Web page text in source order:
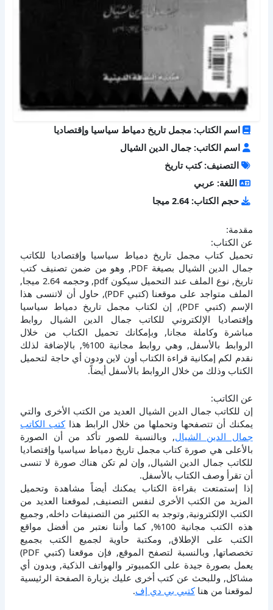
اسم الكتاب: مجمل تاريخ دمياط سياسيا وإقتصاديا
اسم الكاتب: جمال الدين الشيال
التصنيف: كتب تاريخ
اللغة: عربي
حجم الكتاب: 2.64 ميجا
مقدمة:
عن الكتاب:
تحميل كتاب مجمل تاريخ دمياط سياسيا وإقتصاديا للكاتب
جمال الدين الشيال بصيغة PDF, وهو من ضمن تصنيف كتب
تاريخ, نوع الملف عند التحميل سيكون pdf, وحجمه 2.64 ميجا,
الملف متواجد على موقعنا (كتبي PDF), حاول أن لاتنسى هذا
الإسم (كتبي PDF), إن لكتاب مجمل تاريخ دمياط سياسيا
وإقتصاديا الإلكتروني للكاتب جمال الدين الشيال روابط
مباشرة وكاملة مجانا, وبإمكانك تحميل الكتاب من خلال
الروابط بالأسفل, وهي روابط مجانية 100%, بالإضافة لذلك
نقدم لكم إمكانية قراءة الكتاب أون لاين ودون أي حاجة لتحميل
الكتاب وذلك من خلال الروابط بالأسفل أيضاً.
عن الكاتب:
إن للكاتب جمال الدين الشيال العديد من الكتب الأخرى والتي
يمكنك أن تتصفحها وتحملها من خلال الرابط هذاكتب الكاتب
جمال الدين الشيال, وبالنسبة للصور تأكد من أن الصورة
بالأعلى هي صورة كتاب مجمل تاريخ دمياط سياسيا وإقتصاديا
للكاتب جمال الدين الشيال, وإن لم تكن هناك صورة لا تنسى
أن تقرأ وصف الكتاب بالأسفل.
إذا إستمتعت بقراءة الكتاب يمكنك أيضاً مشاهدة وتحميل
المزيد من الكتب الأخرى لنفس التصنيف, لموقعنا العديد من
الكتب الإلكترونية, وتوجد به الكثير من التصنيفات داخله, وجميع
هذه الكتب مجانية 100%, كما وأننا نعتبر من أفضل مواقع
الكتب على الإطلاق, ومكتبة حاوية لجميع الكتب بجميع
تخصصاتها, وبالنسبة لتصفح الموقع, فإن موقعنا (كتبي PDF)
يعمل بصورة جيدة على الكمبيوتر والهواتف الذكية, وبدون أي
مشاكل, وللبحث عن كتب أخرى عليك بزيارة الصفحة الرئيسية
لموقعنا من هناكتبي بي دي إف.